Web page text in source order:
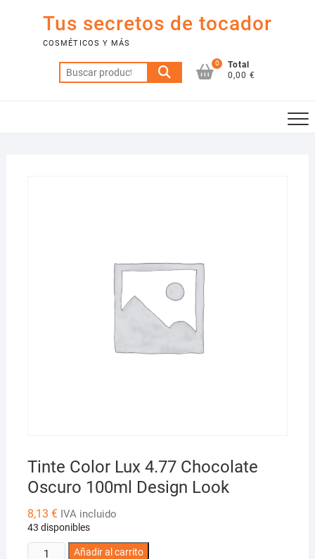
contenido
Tus secretos de tocador
COSMÉTICOS Y MÁS
Buscar
por:
0
Total
0,00 €
Tinte Color Lux 4.77 Chocolate
Oscuro 100ml Design Look
8,13 € IVA incluido
43 disponibles
Tinte
Añadir al carrito